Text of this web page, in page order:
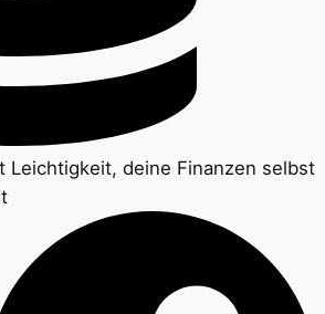
Leichtigkeit, deine Finanzen selbst